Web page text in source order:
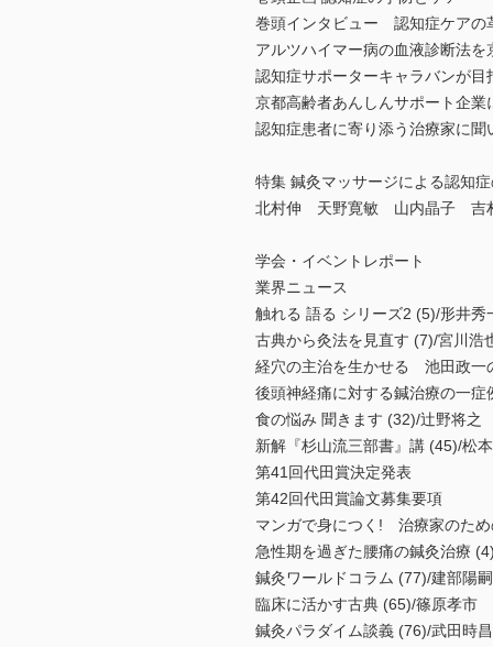
巻頭インタビュー 認知症ケアの
アルツハイマー病の血液診断法
認知症サポーターキャラバンが
京都高齢者あんしんサポート企
認知症患者に寄り添う治療家に
特集 鍼灸マッサージによる認知
北村伸 天野寛敏 山内晶子 吉
学会・イベントレポート
業界ニュース
触れる 語る シリーズ2 (5)/形井
古典から灸法を見直す (7)/宮川浩
経穴の主治を生かせる 池田政一
後頭神経痛に対する鍼治療の一
食の悩み 聞きます (32)/辻野将之
新解『杉山流三部書』講 (45)/松
第41回代田賞決定発表
第42回代田賞論文募集要項
マンガで身につく! 治療家のた
急性期を過ぎた腰痛の鍼灸治療
鍼灸ワールドコラム (77)/建部陽
臨床に活かす古典 (65)/篠原孝市
鍼灸パラダイム談義 (76)/武田時昌